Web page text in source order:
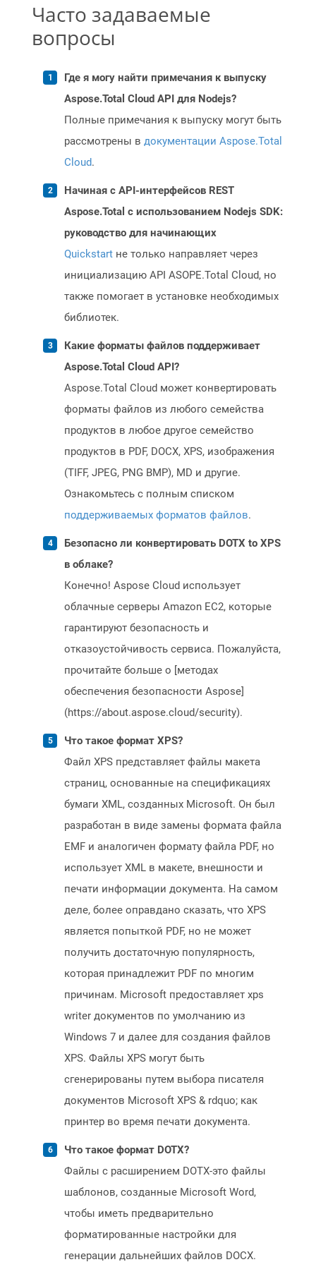
Часто задаваемые
вопросы
Где я могу найти примечания к выпуску
Aspose.Total Cloud API для Nodejs?
Полные примечания к выпуску могут быть
рассмотрены в документации Aspose.Total
Cloud.
Начиная с API-интерфейсов REST
Aspose.Total с использованием Nodejs SDK:
руководство для начинающих
Quickstart не только направляет через
инициализацию API ASOPE.Total Cloud, но
также помогает в установке необходимых
библиотек.
Какие форматы файлов поддерживает
Aspose.Total Cloud API?
Aspose.Total Cloud может конвертировать
форматы файлов из любого семейства
продуктов в любое другое семейство
продуктов в PDF, DOCX, XPS, изображения
(TIFF, JPEG, PNG BMP), MD и другие.
Ознакомьтесь с полным списком
поддерживаемых форматов файлов.
Безопасно ли конвертировать DOTX to XPS
в облаке?
Конечно! Aspose Cloud использует
облачные серверы Amazon EC2, которые
гарантируют безопасность и
отказоустойчивость сервиса. Пожалуйста,
прочитайте больше о [методах
обеспечения безопасности Aspose]
(https://about.aspose.cloud/security).
Что такое формат XPS?
Файл XPS представляет файлы макета
страниц, основанные на спецификациях
бумаги XML, созданных Microsoft. Он был
разработан в виде замены формата файла
EMF и аналогичен формату файла PDF, но
использует XML в макете, внешности и
печати информации документа. На самом
деле, более оправдано сказать, что XPS
является попыткой PDF, но не может
получить достаточную популярность,
которая принадлежит PDF по многим
причинам. Microsoft предоставляет xps
writer документов по умолчанию из
Windows 7 и далее для создания файлов
XPS. Файлы XPS могут быть
сгенерированы путем выбора писателя
документов Microsoft XPS & rdquo; как
принтер во время печати документа.
Что такое формат DOTX?
Файлы с расширением DOTX-это файлы
шаблонов, созданные Microsoft Word,
чтобы иметь предварительно
форматированные настройки для
генерации дальнейших файлов DOCX.